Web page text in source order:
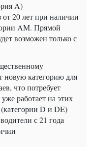
A)
от 20 лет при наличии
AM. Прямой
возможен только с
новую категорию для
что потребует
работает на этих
D и DE)
с 21 года